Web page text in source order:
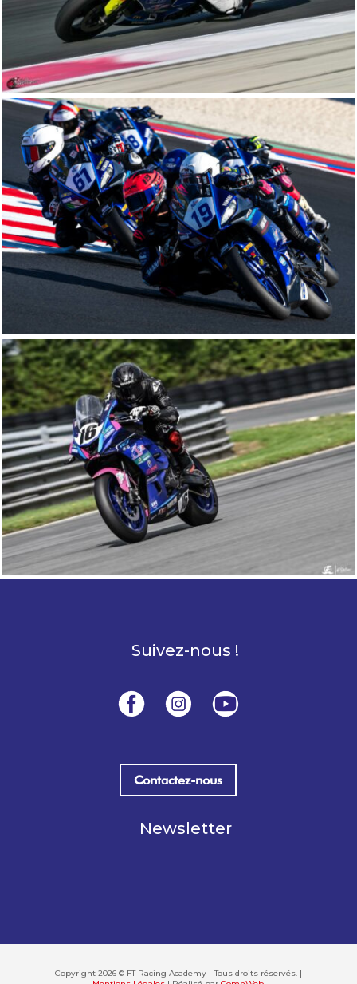
Suivez-nous !
Contactez-nous
Newsletter
Copyright 2026 © FT Racing Academy - Tous droits réservés. |